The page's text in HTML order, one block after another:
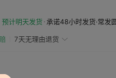
预计明天发货 承诺48小时发货·常发
7天无理由退货